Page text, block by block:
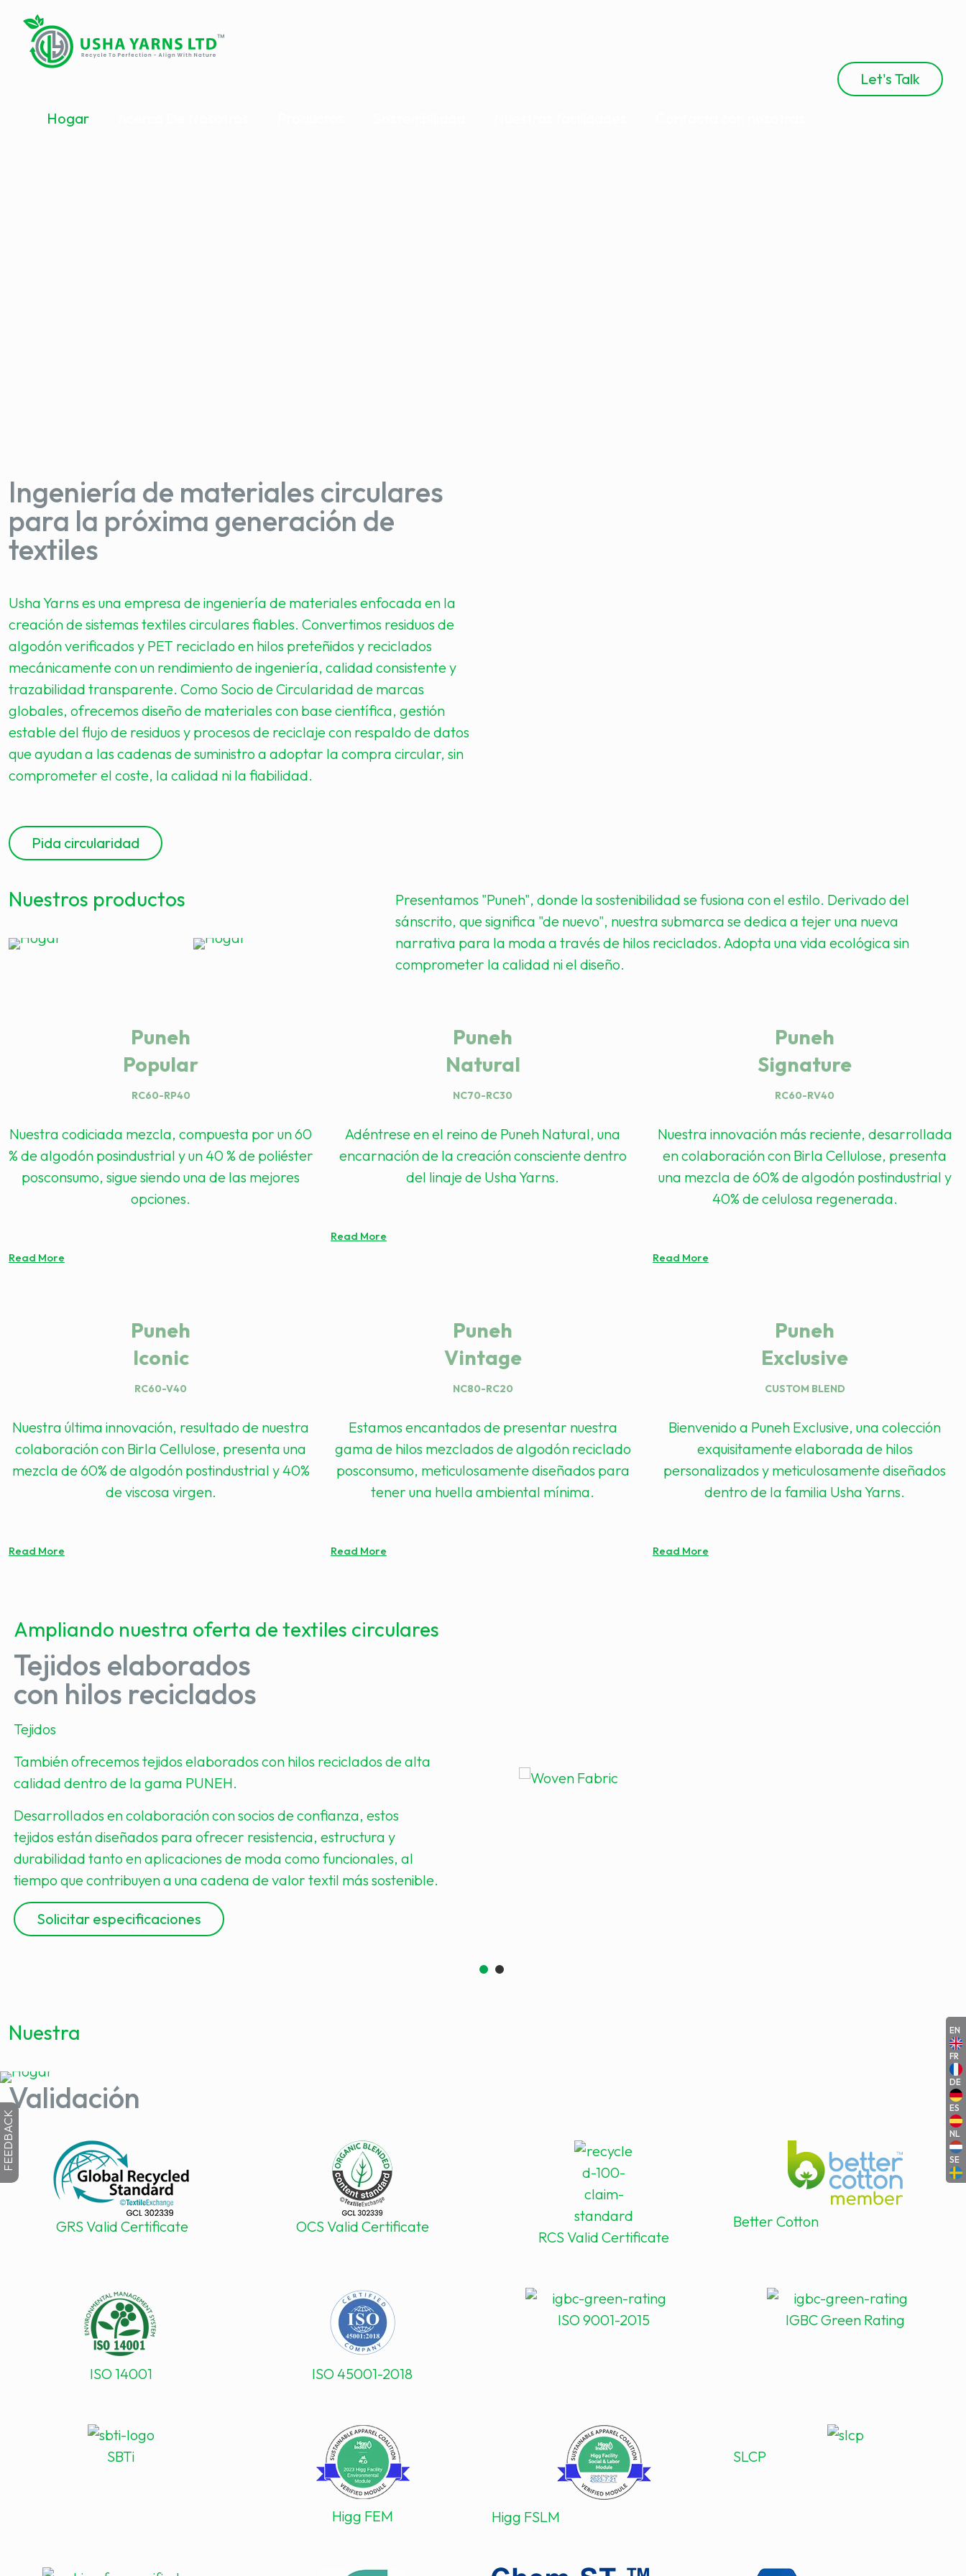
Hogar
Let's Talk
Ingeniería de materiales circulares
para la próxima generación de
textiles
Usha Yarns es una empresa de ingeniería de materiales enfocada en la
creación de sistemas textiles circulares fiables. Convertimos residuos de
algodón verificados y PET reciclado en hilos preteñidos y reciclados
mecánicamente con un rendimiento de ingeniería, calidad consistente y
trazabilidad transparente. Como Socio de Circularidad de marcas
globales, ofrecemos diseño de materiales con base científica, gestión
estable del flujo de residuos y procesos de reciclaje con respaldo de datos
que ayudan a las cadenas de suministro a adoptar la compra circular, sin
comprometer el coste, la calidad ni la fiabilidad.
Pida circularidad
Nuestros productos
Presentamos "Puneh", donde la sostenibilidad se fusiona con el estilo. Derivado del
sánscrito, que significa "de nuevo", nuestra submarca se dedica a tejer una nueva
narrativa para la moda a través de hilos reciclados. Adopta una vida ecológica sin
comprometer la calidad ni el diseño.
Puneh
Popular
RC60-RP40
Nuestra codiciada mezcla, compuesta por un 60
% de algodón posindustrial y un 40 % de poliéster
posconsumo, sigue siendo una de las mejores
opciones.
Read More
Puneh
Natural
NC70-RC30
Adéntrese en el reino de Puneh Natural, una
encarnación de la creación consciente dentro
del linaje de Usha Yarns.
Read More
Puneh
Signature
RC60-RV40
Nuestra innovación más reciente, desarrollada
en colaboración con Birla Cellulose, presenta
una mezcla de 60% de algodón postindustrial y
40% de celulosa regenerada.
Read More
Puneh
Iconic
RC60-V40
Nuestra última innovación, resultado de nuestra
colaboración con Birla Cellulose, presenta una
mezcla de 60% de algodón postindustrial y 40%
de viscosa virgen.
Read More
Puneh
Vintage
NC80-RC20
Estamos encantados de presentar nuestra
gama de hilos mezclados de algodón reciclado
posconsumo, meticulosamente diseñados para
tener una huella ambiental mínima.
Read More
Puneh
Exclusive
CUSTOM BLEND
Bienvenido a Puneh Exclusive, una colección
exquisitamente elaborada de hilos
personalizados y meticulosamente diseñados
dentro de la familia Usha Yarns.
Read More
Ampliando nuestra oferta de textiles circulares
Tejidos elaborados
con hilos reciclados
Tejidos
También ofrecemos tejidos elaborados con hilos reciclados de alta
calidad dentro de la gama PUNEH.
Desarrollados en colaboración con socios de confianza, estos
tejidos están diseñados para ofrecer resistencia, estructura y
durabilidad tanto en aplicaciones de moda como funcionales, al
tiempo que contribuyen a una cadena de valor textil más sostenible.
Solicitar especificaciones
Nuestra
Validación
GRS Valid Certificate OCS Valid Certificate
RCS Valid Certificate
Better Cotton
ISO 14001 ISO 45001-2018
ISO 9001-2015 IGBC Green Rating
SBTi
Higg FEM Higg FSLM
SLCP
EN
FR
DE
ES
NL
SE
FEEDBACK